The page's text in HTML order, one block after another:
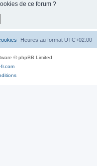
c
h
de ce forum ?
Heures au format UTC+02:00
© phpBB Limited